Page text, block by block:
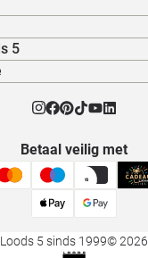
5
Betaal veilig met
Loods 5 sinds 1999© 2026